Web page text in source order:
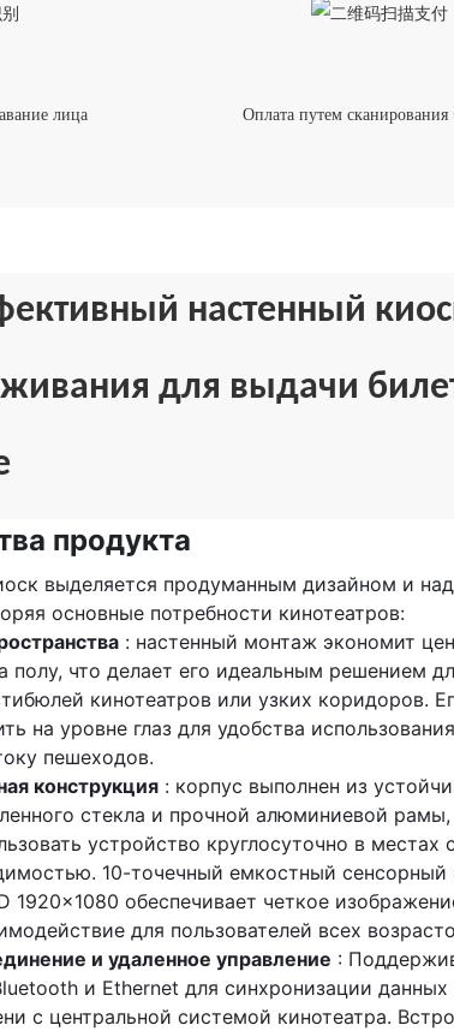
лица Оплата путем
настенный
для выдачи
продукта
выделяется продуманным дизайном и
основные потребности кинотеатров:
: настенный монтаж экономит
полу, что делает его идеальным решением
кинотеатров или узких коридоров.
на уровне глаз для удобства
пешеходов.
конструкция: корпус выполнен из
стекла и прочной алюминиевой рамы,
устройство круглосуточно в местах с
10-точечный емкостный сенсорный
1920×1080 обеспечивает четкое
для пользователей всех
и удаленное управление :
и Ethernet для синхронизации данных
с центральной системой кинотеатра.